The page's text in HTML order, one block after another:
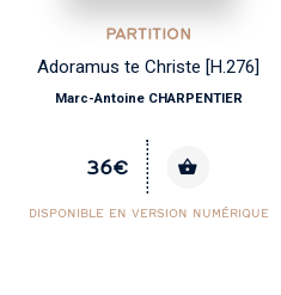
PARTITION
Les Nations, vol. 4
François COUPERIN
25€
DISPONIBLE EN VERSION NUMÉRIQUE